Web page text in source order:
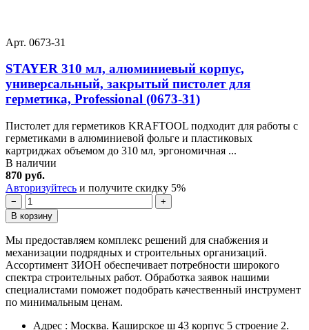
Арт. 0673-31
STAYER 310 мл, алюминиевый корпус,
универсальный, закрытый пистолет для
герметика, Professional (0673-31)
Пистолет для герметиков KRAFTOOL подходит для работы с
герметиками в алюминиевой фольге и пластиковых
картриджах объемом до 310 мл, эргономичная ...
В наличии
870 руб.
Авторизуйтесь и получите скидку 5%
−
+
В корзину
Мы предоставляем комплекс решений для снабжения и
механизации подрядных и строительных организаций.
Ассортимент ЗИОН обеспечивает потребности широкого
спектра строительных работ. Обработка заявок нашими
специалистами поможет подобрать качественный инструмент
по минимальным ценам.
Адрес : Москва. Каширское ш 43 корпус 5 строение 2.